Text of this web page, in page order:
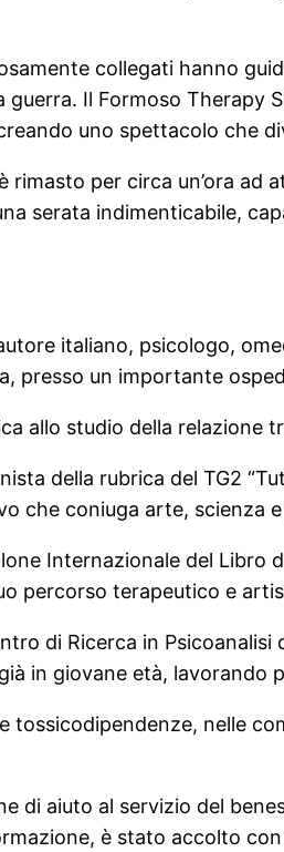
collegati hanno
guerra. Il Formoso
uno spettacolo che
per circa un’ora ad
serata indimenticabile,
italiano, psicologo,
presso un importante
allo studio della relazione
della rubrica del TG2
che coniuga arte, scienza
Internazionale del Libro
percorso terapeutico e
di Ricerca in
in giovane età, lavorando
tossicodipendenze, nelle
di aiuto al servizio del
è stato accolto